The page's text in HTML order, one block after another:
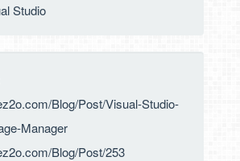
Studio
Blog/Post/Visual-Studio-
Manager
Blog/Post/253